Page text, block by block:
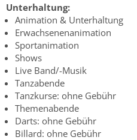
Unterhaltung:
Animation & Unterhaltung
Erwachsenenanimation
Sportanimation
Shows
Live Band/-Musik
Tanzabende
Tanzkurse: ohne Gebühr
Themenabende
Darts: ohne Gebühr
Billard: ohne Gebühr